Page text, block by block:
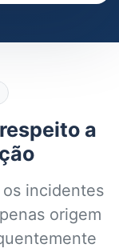
a
incidentes
origem